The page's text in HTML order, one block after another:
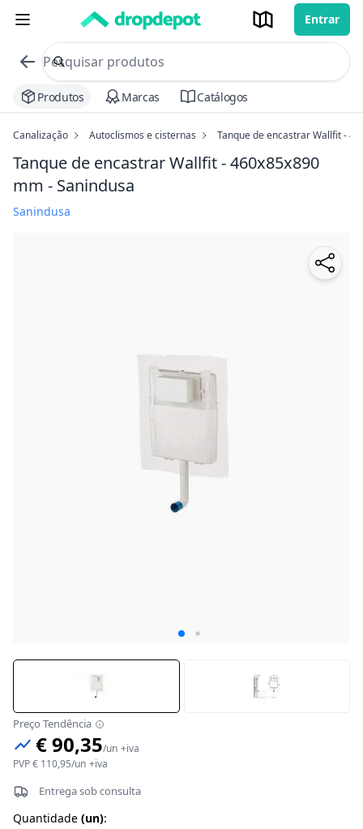
Entrar
commerce search no header
Procurar
Produtos Marcas Catálogos
Canalização Autoclismos e cisternas Tanque de encastrar Wallfit -
Tanque de encastrar Wallfit - 460x85x890
mm - Sanindusa
Sanindusa
Preço Tendência
€ 90,35/un +iva
PVP€ 110,95/un +iva
Entrega sob consulta
Quantidade (un):